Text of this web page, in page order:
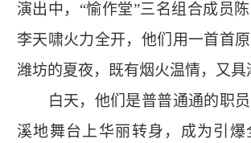
演出中，“愉作堂”三名组合成员陈
李天啸火力全开，他们用一首首
潍坊的夏夜，既有烟火温情，又具
白天，他们是普普通通的职员
溪地舞台上华丽转身，成为引爆